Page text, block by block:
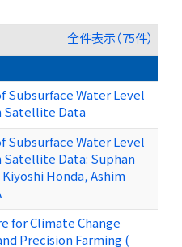
全件表示（75件）
Subsurface Water Level
Satellite Data
Subsurface Water Level
Satellite Data: Suphan
Honda, Ashim
for Climate Change
Precision Farming (